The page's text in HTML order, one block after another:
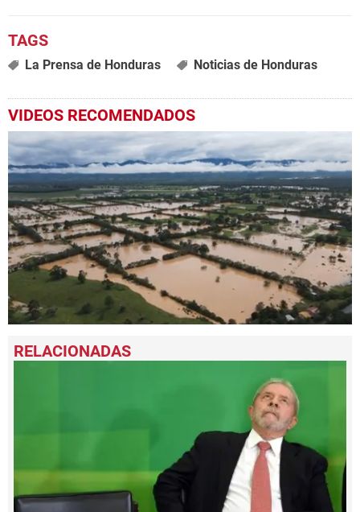
La Prensa de Honduras Noticias de Honduras
VIDEOS RECOMENDADOS
seconds
of